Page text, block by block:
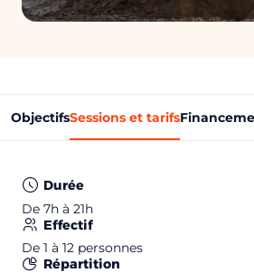
ObjectifsSessions et tarifs
Durée
De 7h à 21h
Effectif
De 1 à 12 personnes
Répartition